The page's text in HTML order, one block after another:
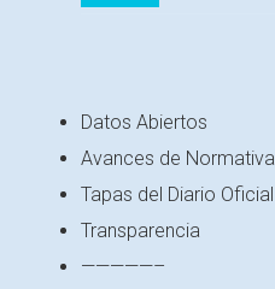
Datos Abiertos
Avances de Normativa
Tapas del Diario Oficial
Transparencia
—————–